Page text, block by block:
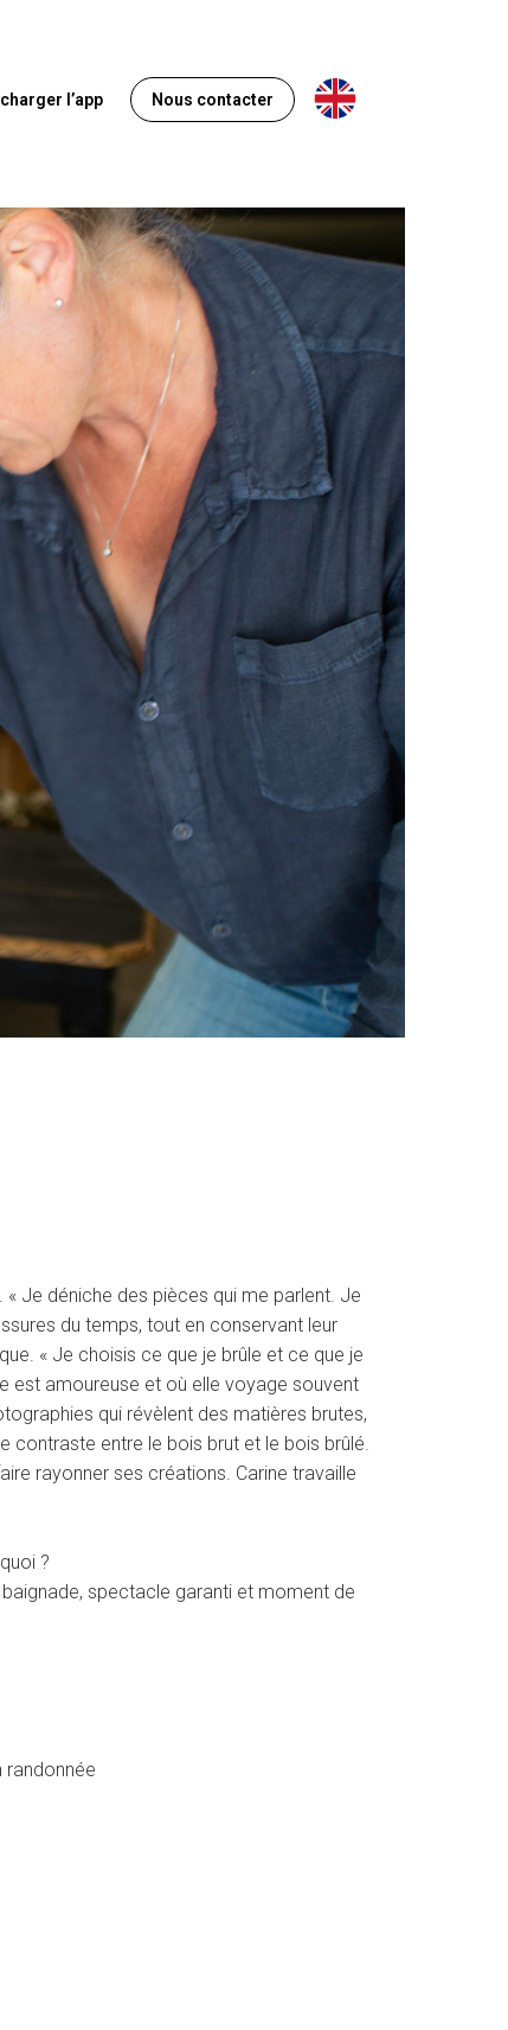
l’app Nous contacter Anglais
« Je déniche des pièces qui me parlent. Je
du temps, tout en conservant leur
« Je choisis ce que je brûle et ce que je
est amoureuse et où elle voyage souvent
qui révèlent des matières brutes,
contraste entre le bois brut et le bois brûlé.
rayonner ses créations. Carine travaille
?
spectacle garanti et moment de
randonnée